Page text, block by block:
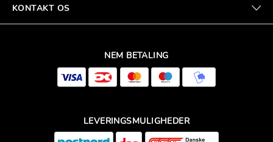
KONTAKT OS
NEM BETALING
LEVERINGSMULIGHEDER